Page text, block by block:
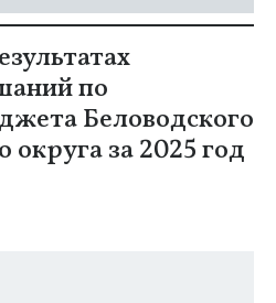
по
Беловодского
за 2025 год